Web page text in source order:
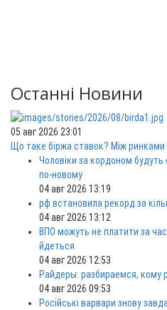
Останні Новини
05 авг 2026 23:01
Що таке біржа ставок? Між ринками
Чоловіки за кордоном будуть
по-новому
04 авг 2026 13:19
рф встановила рекорд за
04 авг 2026 13:12
ВПО можуть не платити за
йдеться
04 авг 2026 12:53
Райдеры: разбираемся, кому
04 авг 2026 09:53
Російські варвари знову